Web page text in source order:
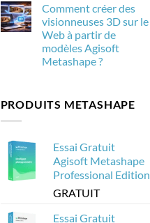
dans
Agisoft
Metashape
sans
planter
?
sur
Comment
optimiser
les
modèles
3D
d’Agisoft
Comment créer des
visionneuses 3D sur le
Web à partir de
modèles Agisoft
Metashape ?
Comment
créer
Web
Metashape
PRODUITS METASHAPE
Essai Gratuit
Agisoft Metashape
Professional Edition
GRATUIT
Essai Gratuit